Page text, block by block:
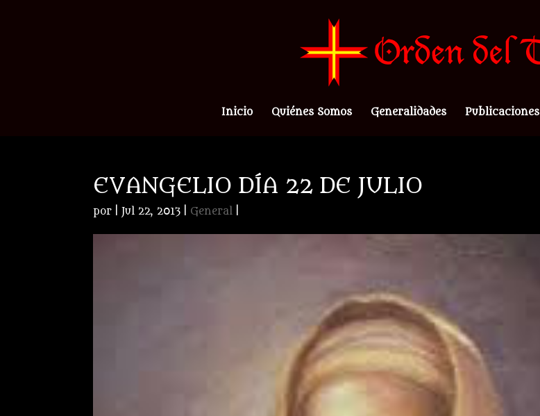
Inicio Quiénes Somos Generalidades Publicaciones
EVANGELIO DÍA 22 DE JULIO
por |Jul 22, 2013 General